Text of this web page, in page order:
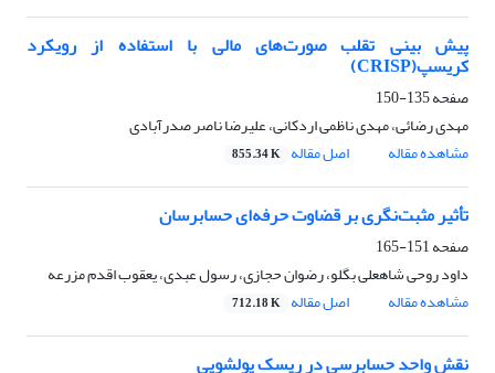
پیش بینی تقلب صورت‌های مالی با استفاده از رویکرد
کریسپ(CRISP)
صفحه135-150
مهدی رضائی، مهدی ناظمی اردکانی، علیرضا ناصر صدرآبادی
مشاهده مقاله
اصل مقاله 855.34 K
تأثیر مثبت‌نگری بر قضاوت حرفه‌ای حسابرسان
صفحه151-165
داود روحی شاهعلی بگلو، رضوان حجازی، رسول عبدی، یعقوب اقدم مزرعه
مشاهده مقاله
اصل مقاله 712.18 K
نقش واحد حسابرسی در ریسک پولشویی